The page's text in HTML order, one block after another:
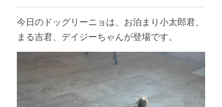
今日のドッグリーニョは、お泊まり小太郎君、
まる吉君、デイジーちゃんが登場です。